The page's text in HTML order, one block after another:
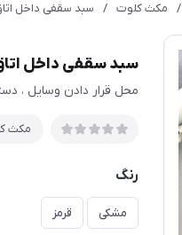
/ مکث کلوت / سبد سقفی داخل
سبد سقفی داخل
محل قرار دادن وسایل ،
مکث
رنگ
مشکی قرمز